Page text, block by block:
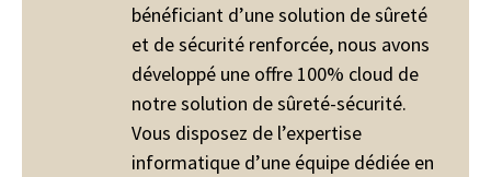
bénéficiant d’une solution de sûreté
et de sécurité renforcée, nous avons
développé une offre 100% cloud de
notre solution de sûreté-sécurité.
Vous disposez de l’expertise
informatique d’une équipe dédiée en